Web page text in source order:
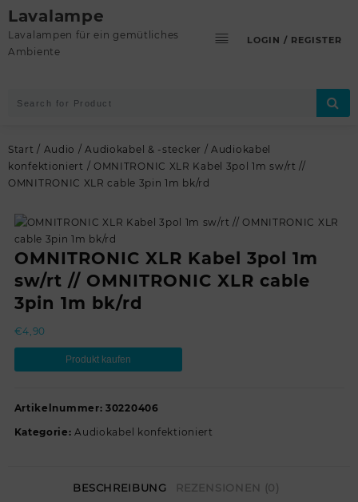
Skip
to
content
Lavalampe
Lavalampen für ein gemütliches
Ambiente
LOGIN / REGISTER
Start / Audio /Audiokabel & -stecker /Audiokabel
konfektioniert / OMNITRONIC XLR Kabel 3pol 1m sw/rt //
OMNITRONIC XLR cable 3pin 1m bk/rd
OMNITRONIC XLR Kabel 3pol 1m
sw/rt // OMNITRONIC XLR cable
3pin 1m bk/rd
€4,90
Produkt kaufen
Artikelnummer: 30220406
Kategorie:Audiokabel konfektioniert
BESCHREIBUNG REZENSIONEN (0)